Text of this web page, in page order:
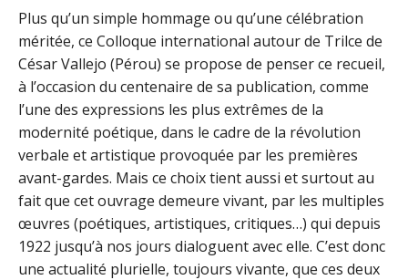
Plus qu’un simple hommage ou qu’une célébration
méritée, ce Colloque international autour de Trilce de
César Vallejo (Pérou) se propose de penser ce recueil,
à l’occasion du centenaire de sa publication, comme
l’une des expressions les plus extrêmes de la
modernité poétique, dans le cadre de la révolution
verbale et artistique provoquée par les premières
avant-gardes. Mais ce choix tient aussi et surtout au
fait que cet ouvrage demeure vivant, par les multiples
œuvres (poétiques, artistiques, critiques…) qui depuis
1922 jusqu’à nos jours dialoguent avec elle. C’est donc
une actualité plurielle, toujours vivante, que ces deux